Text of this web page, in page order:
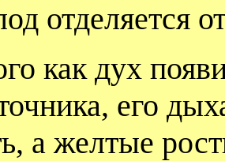
отделяется
как дух
его
а желтые